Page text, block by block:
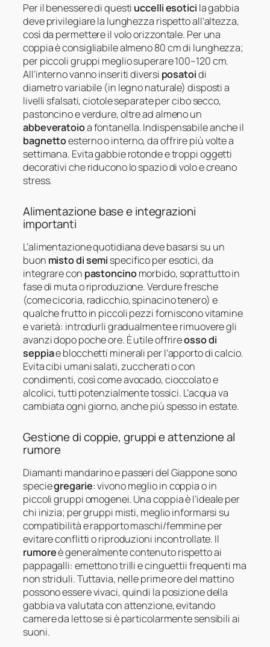
Per il benessere di questi uccelli esotici la gabbia
deve privilegiare la lunghezza rispetto all’altezza,
così da permettere il volo orizzontale. Per una
coppia è consigliabile almeno 80 cm di lunghezza;
per piccoli gruppi meglio superare 100–120 cm.
All’interno vanno inseriti diversi posatoidi
diametro variabile (in legno naturale) disposti a
livelli sfalsati, ciotole separate per cibo secco,
pastoncino e verdure, oltre ad almeno un
abbeveratoioa fontanella. Indispensabile anche il
bagnettoesterno o interno, da offrire più volte a
settimana. Evita gabbie rotonde e troppi oggetti
decorativi che riducono lo spazio di volo e creano
stress.
Alimentazione base e integrazioni
importanti
L’alimentazione quotidiana deve basarsi su un
buon misto di semi specifico per esotici, da
integrare con pastoncinomorbido, soprattutto in
fase di muta o riproduzione. Verdure fresche
(come cicoria, radicchio, spinacino tenero) e
qualche frutto in piccoli pezzi forniscono vitamine
e varietà: introdurli gradualmente e rimuovere gli
avanzi dopo poche ore. È utile offrireosso di
seppiae blocchetti minerali per l’apporto di calcio.
Evita cibi umani salati, zuccherati o con
condimenti, così come avocado, cioccolato e
alcolici, tutti potenzialmente tossici. L’acqua va
cambiata ogni giorno, anche più spesso in estate.
Gestione di coppie, gruppi e attenzione al
rumore
Diamanti mandarino e passeri del Giappone sono
speciegregarie: vivono meglio in coppia o in
piccoli gruppi omogenei. Una coppia è l’ideale per
chi inizia; per gruppi misti, meglio informarsi su
compatibilità e rapporto maschi/femmine per
evitare conflitti o riproduzioni incontrollate. Il
rumoreè generalmente contenuto rispetto ai
pappagalli: emettono trilli e cinguettii frequenti ma
non striduli. Tuttavia, nelle prime ore del mattino
possono essere vivaci, quindi la posizione della
gabbia va valutata con attenzione, evitando
camere da letto se si è particolarmente sensibili ai
suoni.